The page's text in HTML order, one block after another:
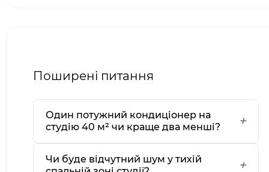
Поширені питання
Один потужний кондиціонер на
студію 40 м² чи краще два менші?
Чи буде відчутний шум у тихій